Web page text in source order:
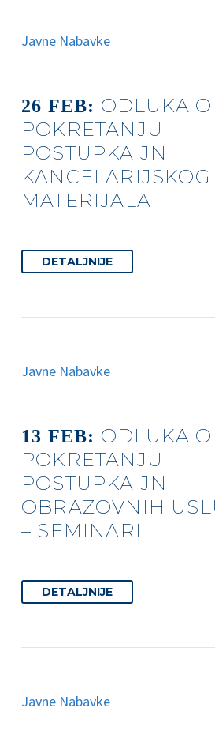
Javne Nabavke
26 FEB: ODLUKA O
POKRETANJU
POSTUPKA JN
KANCELARIJSKOG
MATERIJALA
DETALJNIJE
Javne Nabavke
13 FEB: ODLUKA O
POKRETANJU
POSTUPKA JN
OBRAZOVNIH
– SEMINARI
DETALJNIJE
Javne Nabavke